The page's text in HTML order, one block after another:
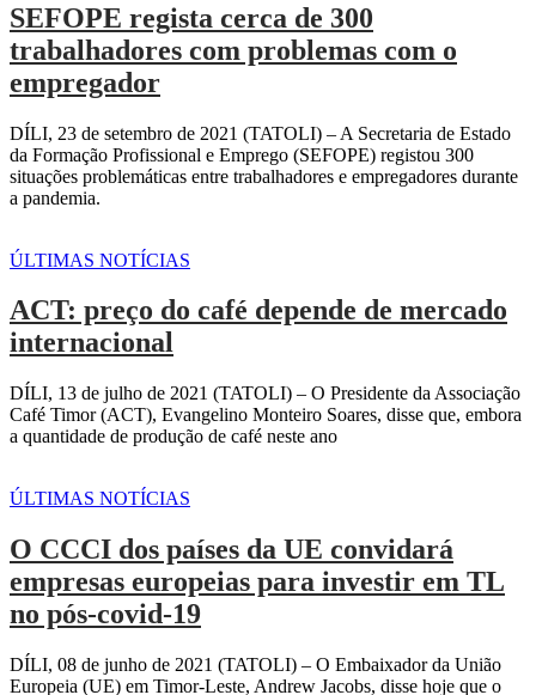
SEFOPE regista cerca de 300
trabalhadores com problemas com o
empregador
DÍLI, 23 de setembro de 2021 (TATOLI) – A Secretaria de Estado
da Formação Profissional e Emprego (SEFOPE) registou 300
situações problemáticas entre trabalhadores e empregadores durante
a pandemia.
ÚLTIMAS NOTÍCIAS
ACT: preço do café depende de mercado
internacional
DÍLI, 13 de julho de 2021 (TATOLI) – O Presidente da Associação
Café Timor (ACT), Evangelino Monteiro Soares, disse que, embora
a quantidade de produção de café neste ano
ÚLTIMAS NOTÍCIAS
O CCCI dos países da UE convidará
empresas europeias para investir em TL
no pós-covid-19
DÍLI, 08 de junho de 2021 (TATOLI) – O Embaixador da União
Europeia (UE) em Timor-Leste, Andrew Jacobs, disse hoje que o